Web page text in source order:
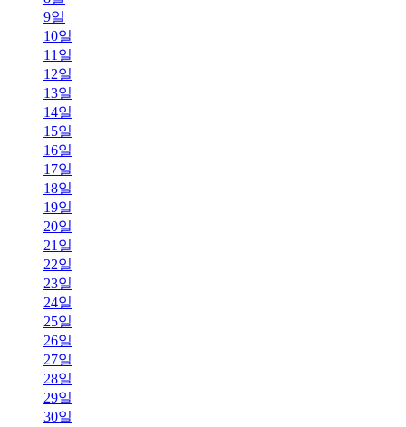
9일
10일
11일
12일
13일
14일
15일
16일
17일
18일
19일
20일
21일
22일
23일
24일
25일
26일
27일
28일
29일
30일